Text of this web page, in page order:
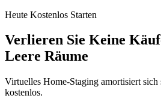
Heute Kostenlos Starten
Verlieren Sie Keine
Leere Räume
Virtuelles Home-Staging amortisiert sich
kostenlos.